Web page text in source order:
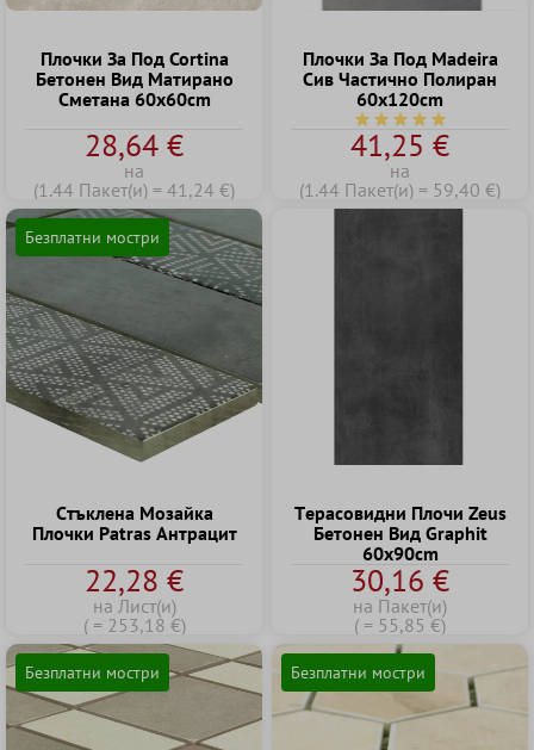
Плочки За Под Cortina
Бетонен Вид Матирано
Cметана 60x60cm
28,64 €
на
(1.44 Пакет(и) = 41,24 €)
Плочки За Под Madeira
Сив Частично Полиран
60x120cm
Средна оценка за 5
41,25 €
на
(1.44 Пакет(и) = 59,40 €)
Безплатни мостри
Cтъклена Mозайка
Плочки Patras Антрацит
22,28 €
на Лист(и)
( = 253,18 €)
Tерасовидни Плочи Zeus
Бетонен Вид Graphit
60x90cm
30,16 €
на Пакет(и)
( = 55,85 €)
Безплатни мостри Безплатни мостри